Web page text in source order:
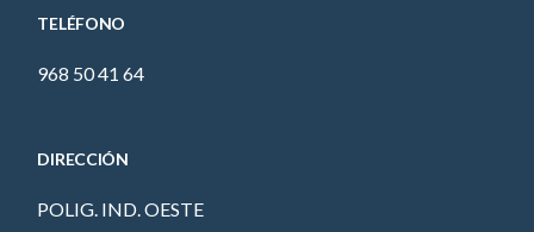
TELÉFONO
968 50 41 64
DIRECCIÓN
POLIG. IND. OESTE